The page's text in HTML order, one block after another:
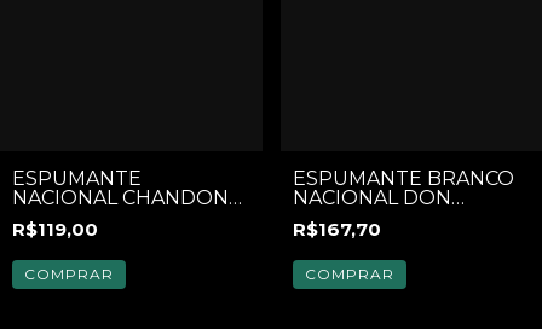
ESPUMANTE
NACIONAL CHANDON
RICHE DEMI SEC 750ML
R$119,00
COMPRAR
ESPUMANTE BRANCO
NACIONAL DON
GUERINO LUMEN
BRUT 750 ML
R$167,70
COMPRAR